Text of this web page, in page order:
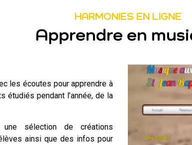
HARMONIES EN LIGNE
Apprendre en
les écoutes pour apprendre à
étudiés pendant l’année, de la
une sélection de créations
ainsi que des infos pour